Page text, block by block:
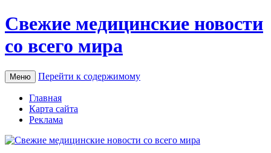
Свежие медицинские новости
со всего мира
Меню Перейти к содержимому
Главная
Карта сайта
Реклама